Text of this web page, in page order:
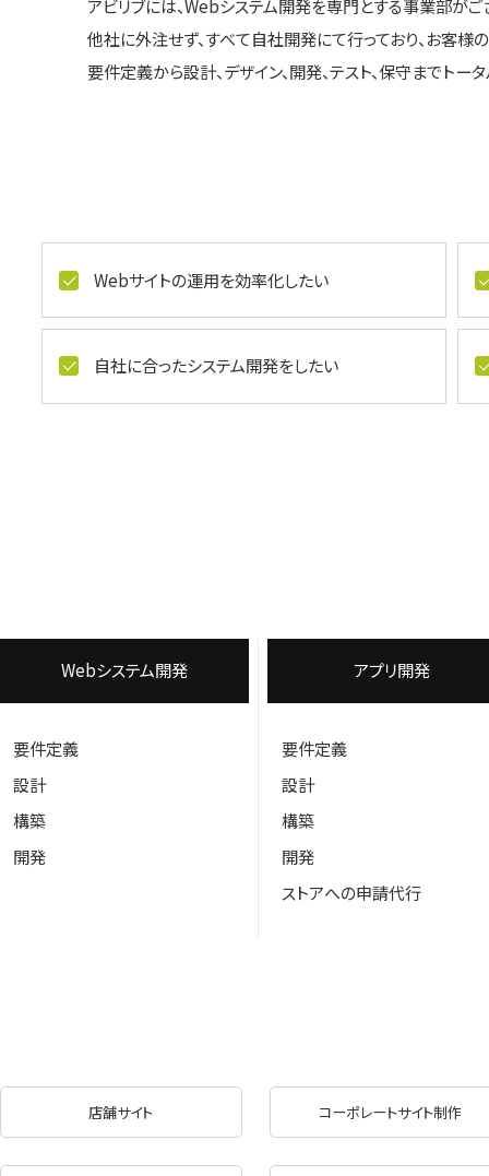
アビリブには、Webシステム開発を専門とする事業部がご
他社に外注せず、すべて自社開発にて行っており、お客様
要件定義から設計、デザイン、開発、テスト、保守までト
Webサイトの運用を効率化したい
自社に合ったシステム開発をしたい
Webシステム開発
要件定義
設計
構築
開発
アプリ開発
要件定義
設計
構築
開発
ストアへの申請代行
店舗サイト コーポレートサイト制作